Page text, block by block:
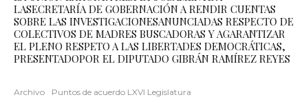
LASECRETARÍA DE GOBERNACIÓN A RENDIR CUENTAS
SOBRE LAS INVESTIGACIONESANUNCIADAS RESPECTO DE
COLECTIVOS DE MADRES BUSCADORAS Y AGARANTIZAR
EL PLENO RESPETO A LAS LIBERTADES DEMOCRÁTICAS,
PRESENTADOPOR EL DIPUTADO GIBRÁN RAMÍREZ REYES
Archivo Puntos de acuerdo LXVI Legislatura